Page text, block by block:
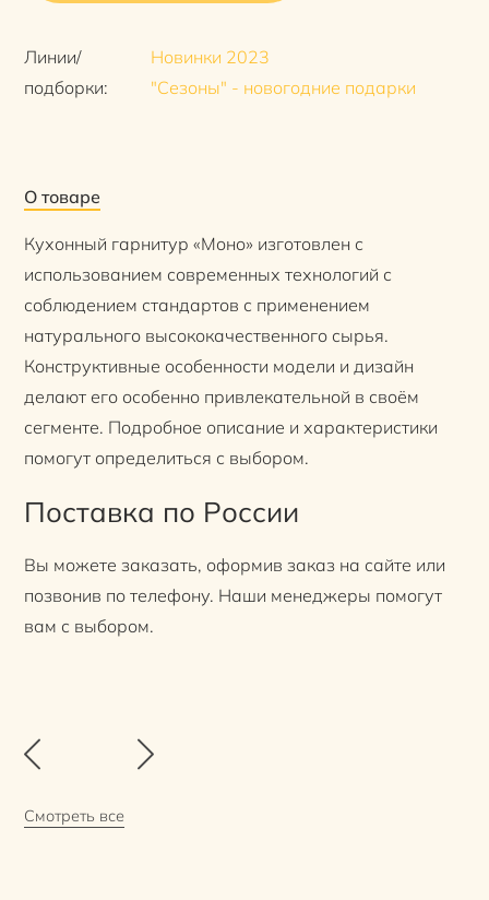
Линии/
подборки:
Новинки 2023
"Сезоны" - новогодние подарки
О товаре
Кухонный гарнитур «Моно» изготовлен с
использованием современных технологий с
соблюдением стандартов с применением
натурального высококачественного сырья.
Конструктивные особенности модели и дизайн
делают его особенно привлекательной в своём
сегменте. Подробное описание и характеристики
помогут определиться с выбором.
Поставка по России
Вы можете заказать, оформив заказ на сайте или
позвонив по телефону. Наши менеджеры помогут
вам с выбором.
Смотреть все